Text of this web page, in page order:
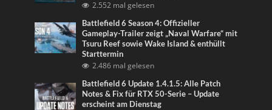
2.552 mal gelesen
Battlefield 6 Season 4: Offizieller
Gameplay-Trailer zeigt „Naval Warfare“ mit
Tsuru Reef sowie Wake Island & enthüllt
Starttermin
2.486 mal gelesen
Battlefield 6 Update 1.4.1.5: Alle Patch
Notes & Fix für RTX 50-Serie – Update
erscheint am Dienstag